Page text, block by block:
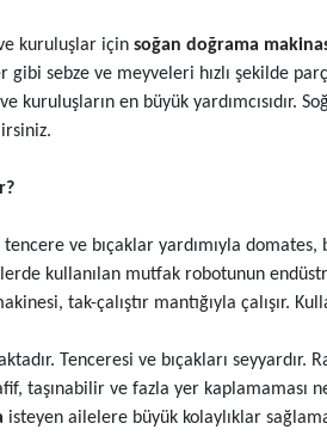
kuruluşlar için soğan doğrama
gibi sebze ve meyveleri hızlı şekilde
kuruluşların en büyük yardımcısıdır.
ve bıçaklar yardımıyla
kullanılan mutfak robotunun
tak-çalıştır mantığıyla çalışır.
Tenceresi ve bıçakları seyyardır.
taşınabilir ve fazla yer kaplamaması
isteyen ailelere büyük kolaylıklar